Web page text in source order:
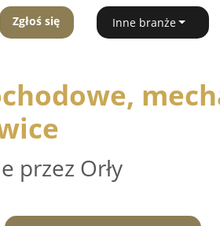
Zgłoś się Inne branże
przez Orły